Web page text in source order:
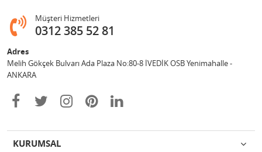
Müşteri Hizmetleri
0312 385 52 81
Adres
Melih Gökçek Bulvarı Ada Plaza No:80-8 İVEDİK OSB Yenimahalle -
ANKARA
KURUMSAL